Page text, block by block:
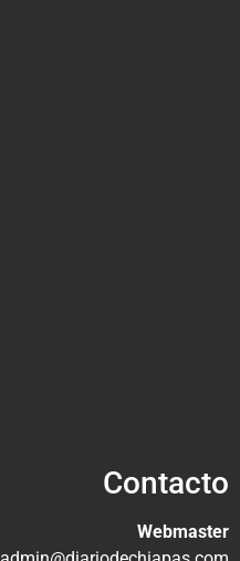
Contacto
Webmaster